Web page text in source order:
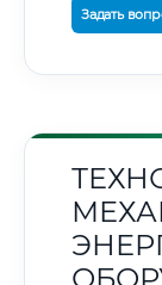
Задать